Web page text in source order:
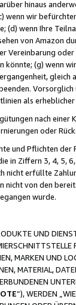
hinaus
wenn wir
(d) wenn Ihre
von Amazon
Vereinbarung
(g) wenn
als
nach
oder
und Pflichten
in Ziffern 3, 4, 5,
nicht erfüllte
von den
wurde.
UND
MARKEN UND
MATERIAL,
“), WERDEN